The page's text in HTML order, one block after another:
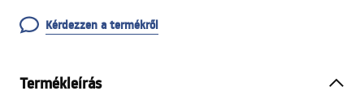
Kérdezzen a termékről
Termékleírás